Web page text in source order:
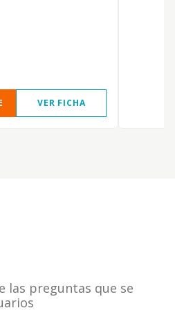
VER FICHA
las preguntas que se